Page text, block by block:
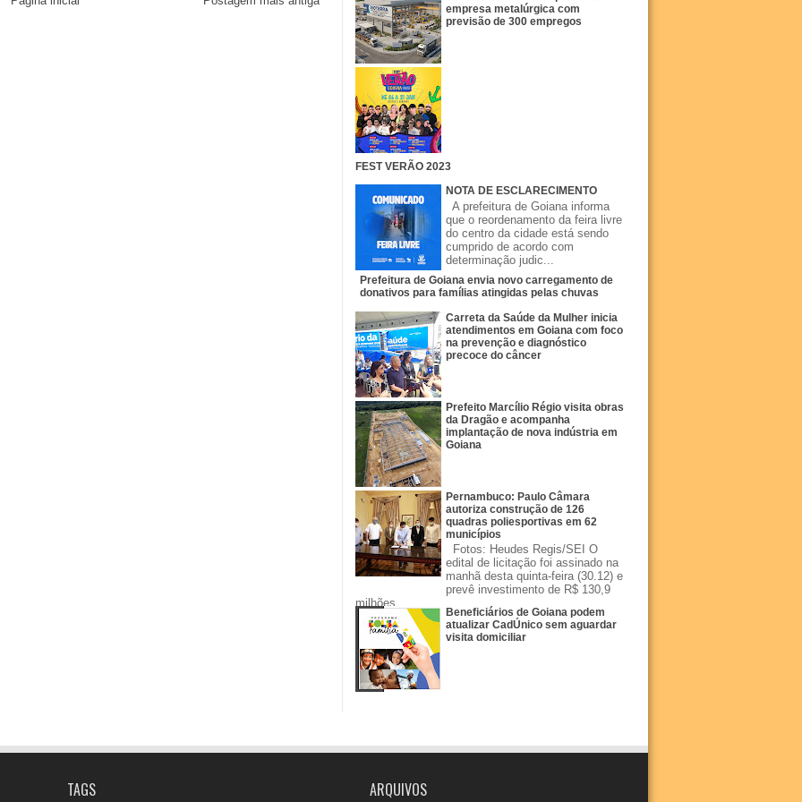
empresa metalúrgica com
previsão de 300 empregos
FEST VERÃO 2023
NOTA DE ESCLARECIMENTO
A prefeitura de Goiana informa
que o reordenamento da feira livre
do centro da cidade está sendo
cumprido de acordo com
determinação judic...
Prefeitura de Goiana envia novo carregamento de
donativos para famílias atingidas pelas chuvas
Carreta da Saúde da Mulher inicia
atendimentos em Goiana com foco
na prevenção e diagnóstico
precoce do câncer
Prefeito Marcílio Régio visita obras
da Dragão e acompanha
implantação de nova indústria em
Goiana
Pernambuco: Paulo Câmara
autoriza construção de 126
quadras poliesportivas em 62
municípios
Fotos: Heudes Regis/SEI O
edital de licitação foi assinado na
manhã desta quinta-feira (30.12) e
prevê investimento de R$ 130,9
milhões.
Beneficiários de Goiana podem
atualizar CadÚnico sem aguardar
visita domiciliar
TAGS ARQUIVOS